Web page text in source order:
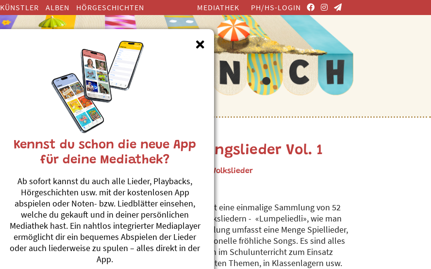
KÜNSTLER ALBEN
HÖRGESCHICHTEN
MEDIATHEK PH/HS-LOGIN
Fidimaas Lieblingslieder Vol. 1
26 traditionelle Schweizer Volkslieder
Adonia
«Fidimaas Lieblingslieder» ist eine einmalige Sammlung von 52
traditionellen Schweizer Volksliedern - «Lumpeliedli», wie man
früher gesagt hat. Die Sammlung umfasst eine Menge Spiellieder,
Bewegungslieder und traditionelle fröhliche Songs. Es sind alles
Lieder, die sicher irgendwann im Schulunterricht zum Einsatz
kommen, sei es bei bestimmten Themen, in Klassenlagern usw.
Kennst du schon die neue App
für deine Mediathek?
Ab sofort kannst du auch alle Lieder, Playbacks,
Hörgeschichten usw. mit der kostenlosen App
abspielen oder Noten- bzw. Liedblätter einsehen,
welche du gekauft und in deiner persönlichen
Mediathek hast. Ein nahtlos integrierter Mediaplayer
ermöglicht dir ein bequemes Abspielen der Lieder
oder auch liederweise zu spulen – alles direkt in der
App.